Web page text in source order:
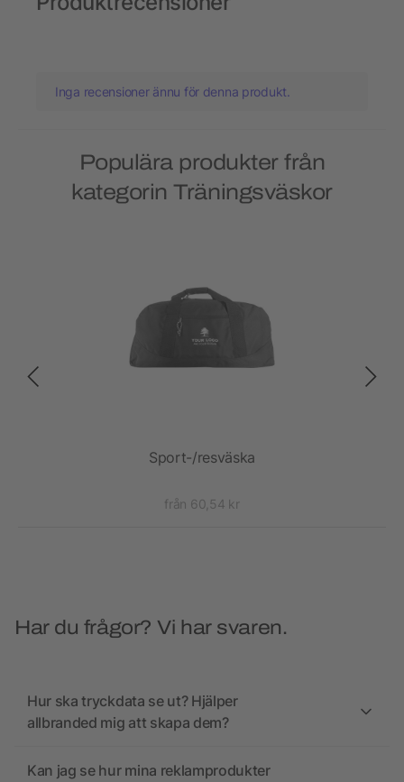
Inga recensioner ännu för denna produkt.
Populära produkter från
kategorin Träningsväskor
Sport-/resväska
från 60,54 kr
Har du frågor? Vi har svaren.
Hur ska tryckdata se ut? Hjälper
allbranded mig att skapa dem?
Kan jag se hur mina reklamprodukter